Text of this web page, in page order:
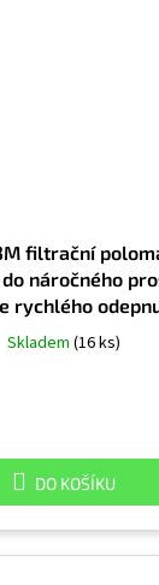
filtrační
náročného
rychlého
Skladem (16 ks)
DO KOŠÍKU